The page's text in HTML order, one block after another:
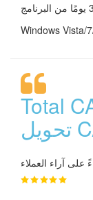
Windows Vista/
Total